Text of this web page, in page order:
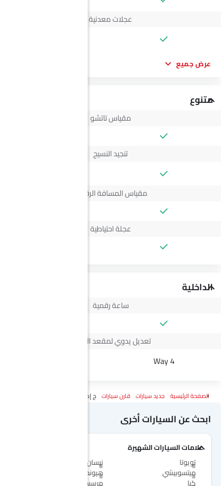
عجلات معدنية
عرض جميع
متنوع
مقياس تاتشو
تنجيد النسيج
مقياس المسافة الرقمي
عجلة احتياطية
الداخلية
ساعة رقمية
تعديل يدوي لمقعد السائق
4 Way
الصفحة الرئيسية جديد سيارات قارن سيارات ج إم سي فيجوس Vs مرسيدس بنز سي إل إيه إلكتريك
ابحث عن السيارات أخرى
علامات السيارات الشهيرة
تويوتا
نيسان
ميتسوبيشي
هيونداي
كيا
مرسيدس-بنز